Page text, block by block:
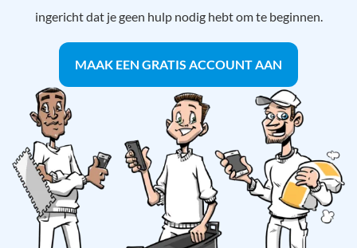
ingericht dat je geen hulp nodig hebt om te beginnen.
MAAK EEN GRATIS ACCOUNT AAN